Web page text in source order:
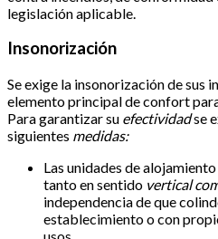
legislación aplicable.
Insonorización
Se exige la insonorización de sus
elemento principal de confort
Para garantizar su efectividadse
siguientes medidas:
Las unidades de
tanto en sentido vertical
independencia de que
establecimiento o con